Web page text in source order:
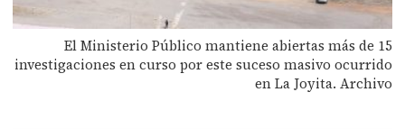
El Ministerio Público mantiene abiertas más de 15
investigaciones en curso por este suceso masivo ocurrido
en La Joyita. Archivo